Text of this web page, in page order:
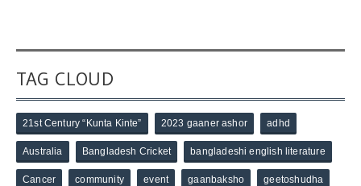
TAG CLOUD
21st Century “Kunta Kinte” 2023 gaaner ashor adhd
Australia Bangladesh Cricket bangladeshi english literature
Cancer community event gaanbaksho geetoshudha